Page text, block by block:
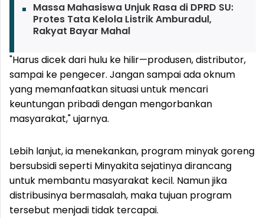
Massa Mahasiswa Unjuk Rasa di DPRD SU:
Protes Tata Kelola Listrik Amburadul,
Rakyat Bayar Mahal
"Harus dicek dari hulu ke hilir—produsen, distributor,
sampai ke pengecer. Jangan sampai ada oknum
yang memanfaatkan situasi untuk mencari
keuntungan pribadi dengan mengorbankan
masyarakat," ujarnya.
Lebih lanjut, ia menekankan, program minyak goreng
bersubsidi seperti Minyakita sejatinya dirancang
untuk membantu masyarakat kecil. Namun jika
distribusinya bermasalah, maka tujuan program
tersebut menjadi tidak tercapai.